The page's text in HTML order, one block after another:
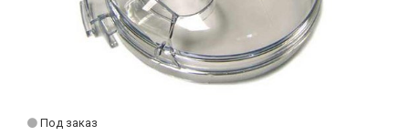
Под заказ